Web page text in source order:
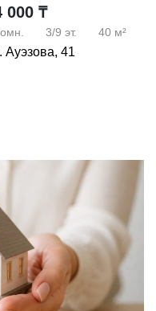
000 ₸
3/9 эт. 40 м²
Ауэзова, 41